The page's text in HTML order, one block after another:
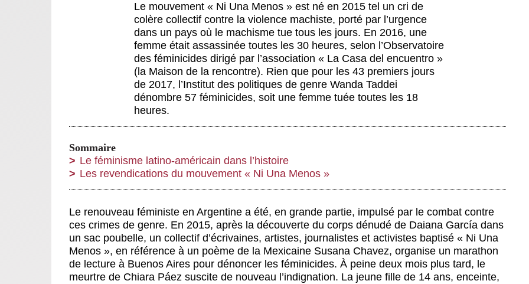
Le mouvement « Ni Una Menos » est né en 2015 tel un cri de
colère collectif contre la violence machiste, porté par l’urgence
dans un pays où le machisme tue tous les jours. En 2016, une
femme était assassinée toutes les 30 heures, selon l’Observatoire
des féminicides dirigé par l’association « La Casa del encuentro »
(la Maison de la rencontre). Rien que pour les 43 premiers jours
de 2017, l’Institut des politiques de genre Wanda Taddei
dénombre 57 féminicides, soit une femme tuée toutes les 18
heures.
Sommaire
Le féminisme latino-américain dans l’histoire
Les revendications du mouvement « Ni Una Menos »
Le renouveau féministe en Argentine a été, en grande partie, impulsé par le combat contre
ces crimes de genre. En 2015, après la découverte du corps dénudé de Daiana García dans
un sac poubelle, un collectif d’écrivaines, artistes, journalistes et activistes baptisé « Ni Una
Menos », en référence à un poème de la Mexicaine Susana Chavez, organise un marathon
de lecture à Buenos Aires pour dénoncer les féminicides. À peine deux mois plus tard, le
meurtre de Chiara Páez suscite de nouveau l’indignation. La jeune fille de 14 ans, enceinte,